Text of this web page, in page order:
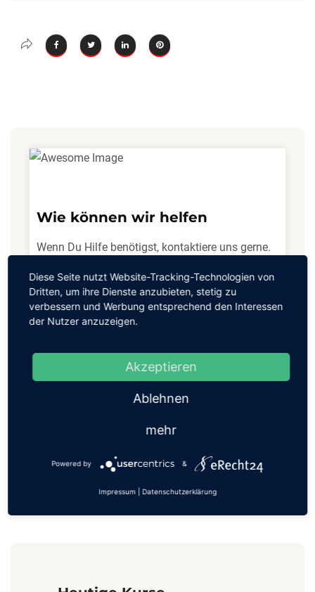
Wie können wir helfen
Wenn Du Hilfe benötigst, kontaktiere uns gerne.
04954 942634
JETZT MITGLIED WERDEN!
Diese Seite nutzt Website-Tracking-Technologien von
Dritten, um ihre Dienste anzubieten, stetig zu
verbessern und Werbung entsprechend den Interessen
der Nutzer anzuzeigen.
Akzeptieren
Ablehnen
mehr
Powered by &
Impressum Datenschutzerklärung